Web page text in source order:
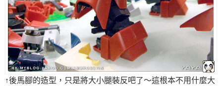
↑後馬腳的造型，只是將大小腿裝反吧了～這根本不用什麼大